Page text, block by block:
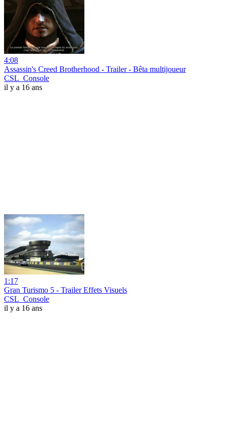
4:08
Assassin's Creed Brotherhood - Trailer - Bêta multijoueur
CSL_Console
il y a 16 ans
1:17
Gran Turismo 5 - Trailer Effets Visuels
CSL_Console
il y a 16 ans